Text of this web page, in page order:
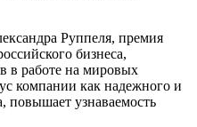
Руппеля, премия
бизнеса,
в работе на мировых
компании как надежного и
повышает узнаваемость